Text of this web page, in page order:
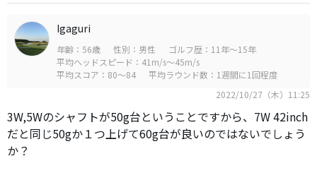
Igaguri
年齢：56歳 性別：男性
ゴルフ歴：11年～15年
平均ヘッドスピード：41m/s～45m/s
平均スコア：80～84
平均ラウンド数：1週間に1回程度
2022/10/27（木）11:25
3W,5Wのシャフトが50g台ということですから、7W 42inch
だと同じ50gか１つ上げて60g台が良いのではないでしょう
か？